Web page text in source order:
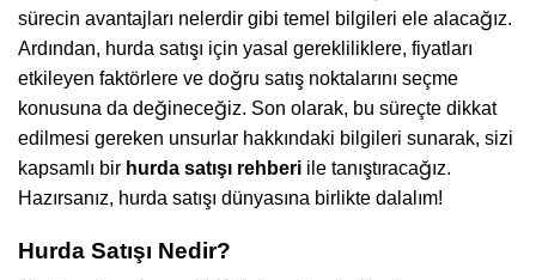
sürecin avantajları nelerdir gibi temel bilgileri ele alacağız.
Ardından, hurda satışı için yasal gerekliliklere, fiyatları
etkileyen faktörlere ve doğru satış noktalarını seçme
konusuna da değineceğiz. Son olarak, bu süreçte dikkat
edilmesi gereken unsurlar hakkındaki bilgileri sunarak, sizi
kapsamlı bir hurda satışı rehberi ile tanıştıracağız.
Hazırsanız, hurda satışı dünyasına birlikte dalalım!
Hurda Satışı Nedir?